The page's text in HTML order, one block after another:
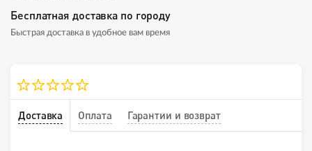
Бесплатная доставка по городу
Быстрая доставка в удобное вам время
Доставка Оплата Гарантии и возврат